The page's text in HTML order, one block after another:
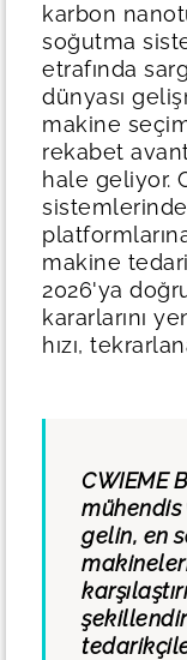
karbon
soğutma
etrafında
dünyası
makine
rekabet
hale geliyor.
makine
2026'ya
kararlarını
hızı,
CWIEME
gelin, en